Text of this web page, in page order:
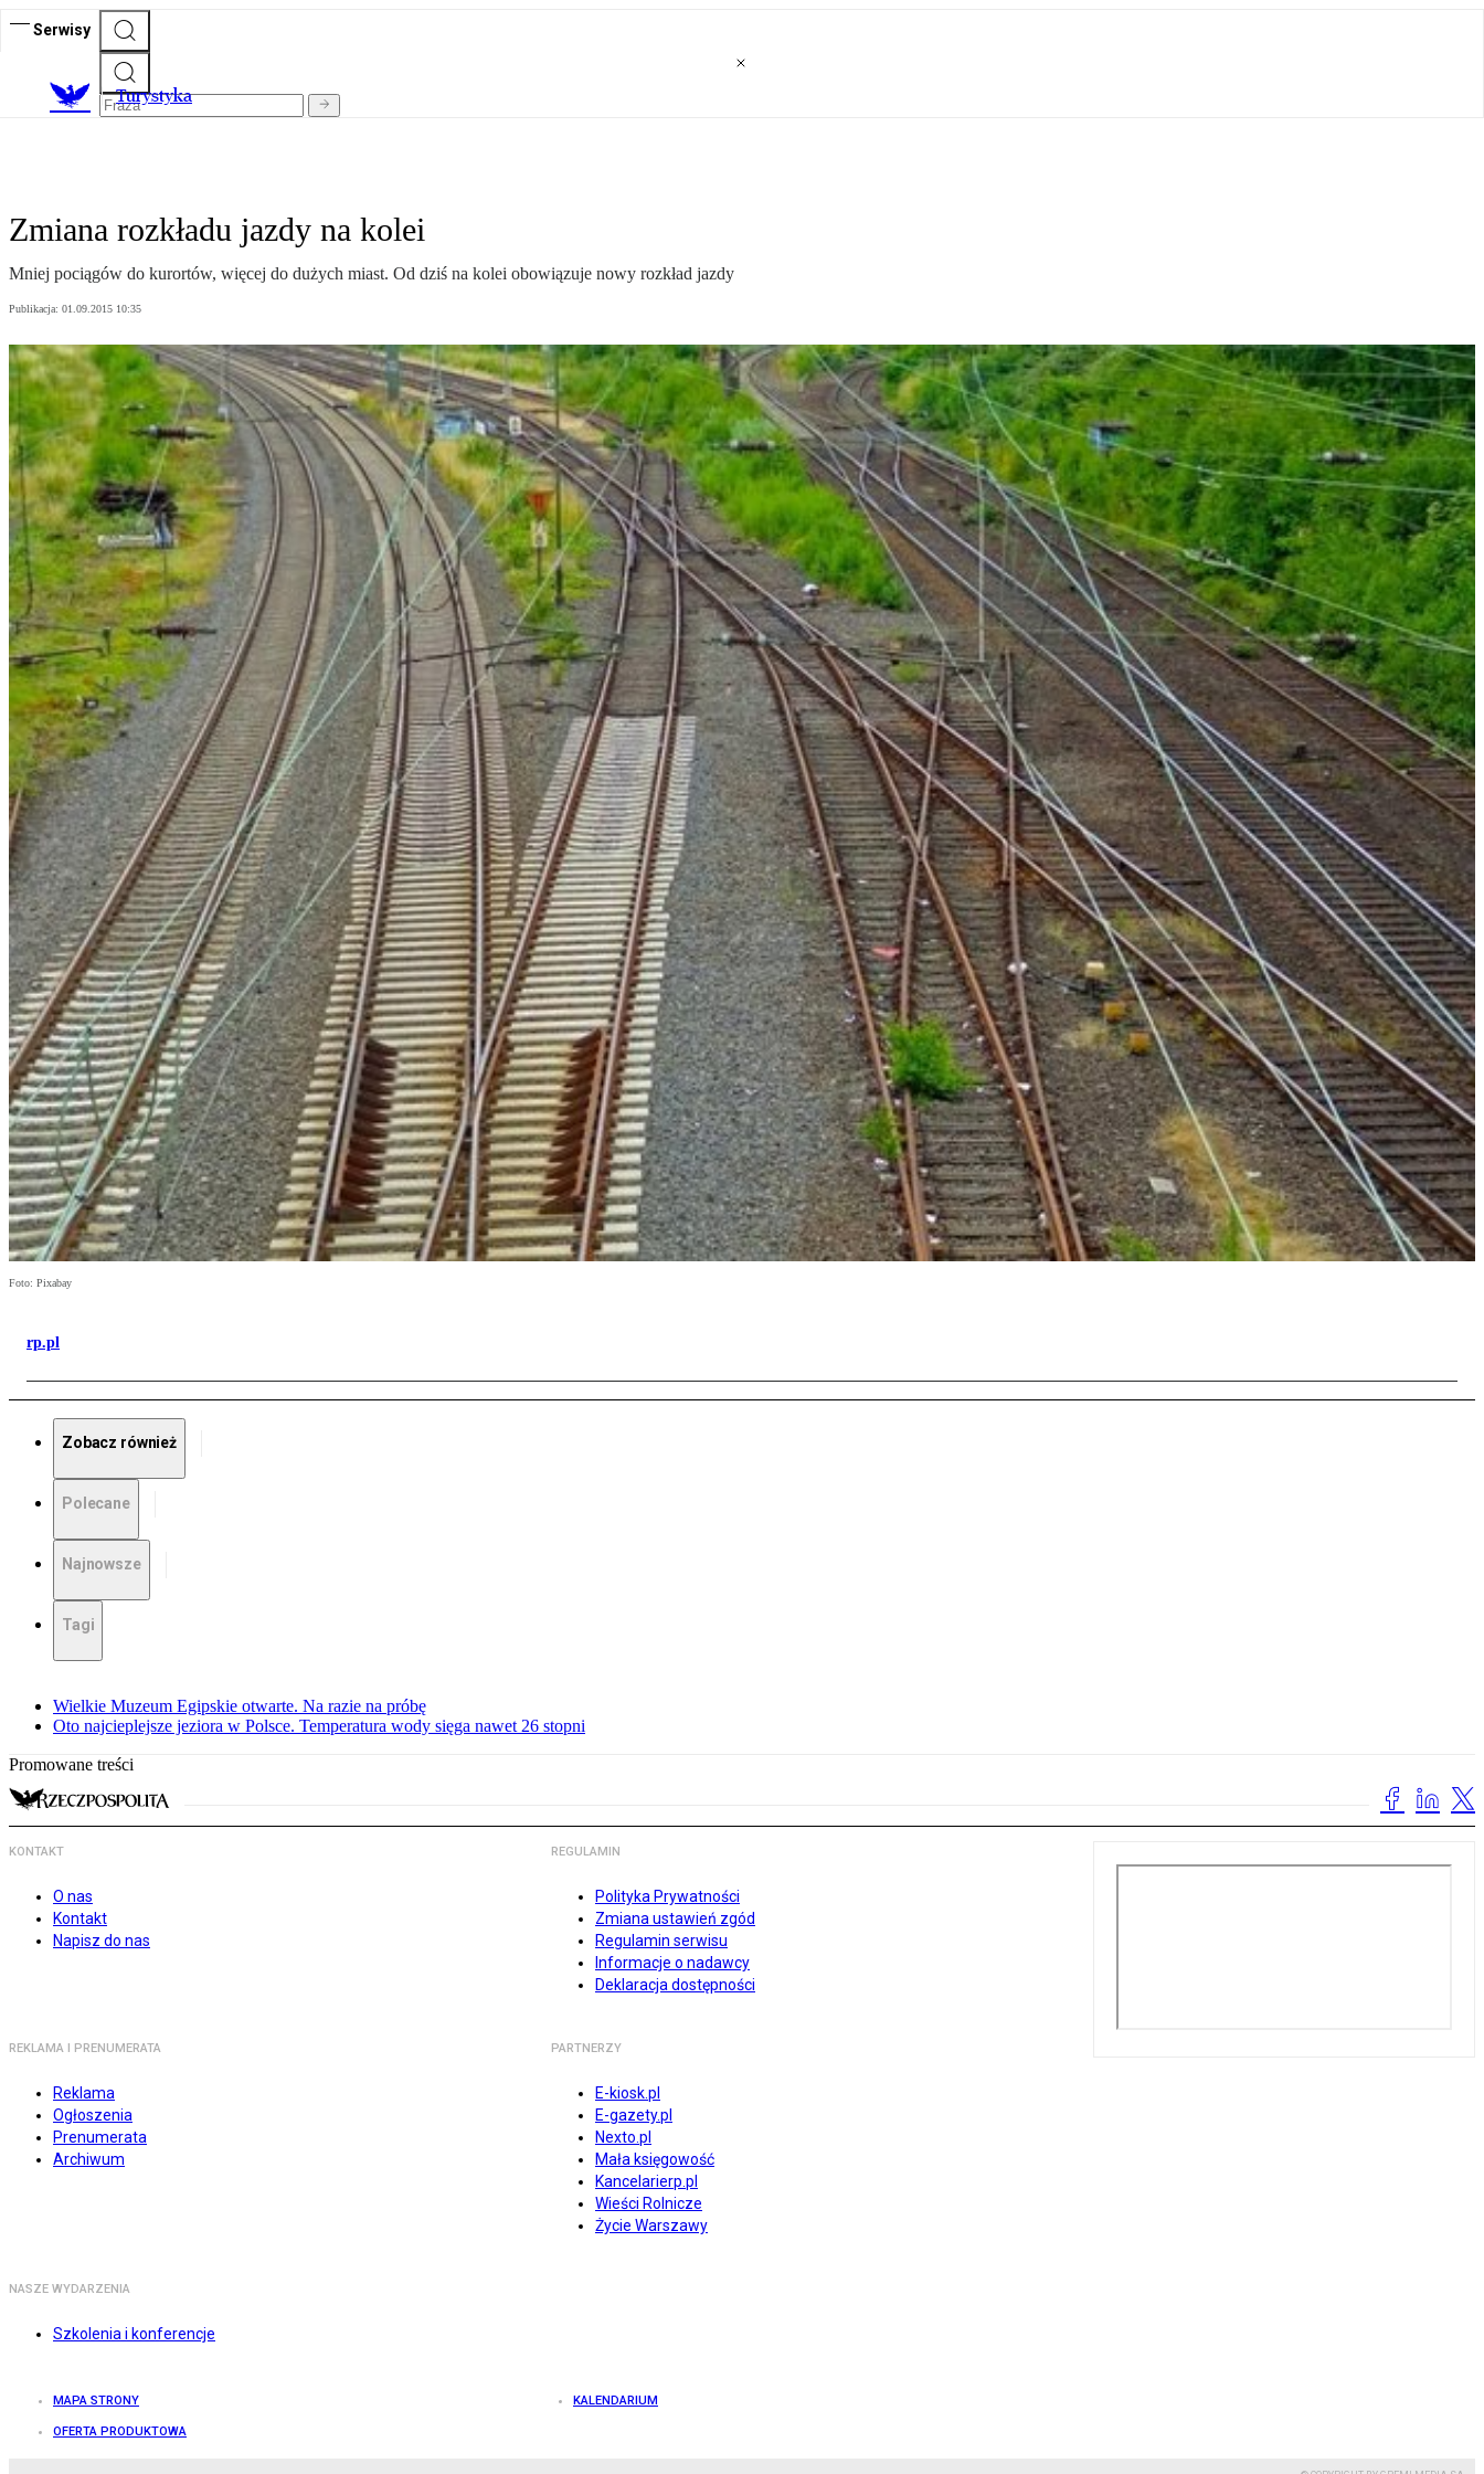
Serwisy
Turystyka
Zmiana rozkładu jazdy na kolei
Mniej pociągów do kurortów, więcej do dużych miast. Od dziś na kolei obowiązuje nowy rozkład jazdy
Publikacja: 01.09.2015 10:35
Foto: Pixabay
rp.pl
Zobacz również
Polecane
Najnowsze
Tagi
Wielkie Muzeum Egipskie otwarte. Na razie na próbę
Oto najcieplejsze jeziora w Polsce. Temperatura wody sięga nawet 26 stopni
Promowane treści
KONTAKT
O nas
Kontakt
Napisz do nas
REGULAMIN
Polityka Prywatności
Zmiana ustawień zgód
Regulamin serwisu
Informacje o nadawcy
Deklaracja dostępności
REKLAMA I PRENUMERATA
Reklama
Ogłoszenia
Prenumerata
Archiwum
PARTNERZY
E-kiosk.pl
E-gazety.pl
Nexto.pl
Mała księgowość
Kancelarierp.pl
Wieści Rolnicze
Życie Warszawy
NASZE WYDARZENIA
Szkolenia i konferencje
MAPA STRONY KALENDARIUM
OFERTA PRODUKTOWA